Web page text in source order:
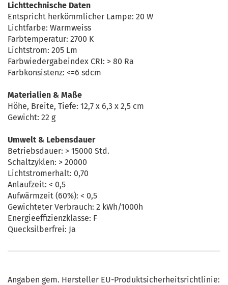
Lichttechnische Daten
Entspricht herkömmlicher Lampe: 20 W
Lichtfarbe: Warmweiss
Farbtemperatur: 2700 K
Lichtstrom: 205 Lm
Farbwiedergabeindex CRI: > 80 Ra
Farbkonsistenz: <=6 sdcm
Materialien & Maße
Höhe, Breite, Tiefe: 12,7 x 6,3 x 2,5 cm
Gewicht: 22 g
Umwelt & Lebensdauer
Betriebsdauer: > 15000 Std.
Schaltzyklen: > 20000
Lichtstromerhalt: 0,70
Anlaufzeit: < 0,5
Aufwärmzeit (60%): < 0,5
Gewichteter Verbrauch: 2 kWh/1000h
Energieeffizienzklasse: F
Quecksilberfrei: Ja
Angaben gem. Hersteller EU-Produktsicherheitsrichtlinie: